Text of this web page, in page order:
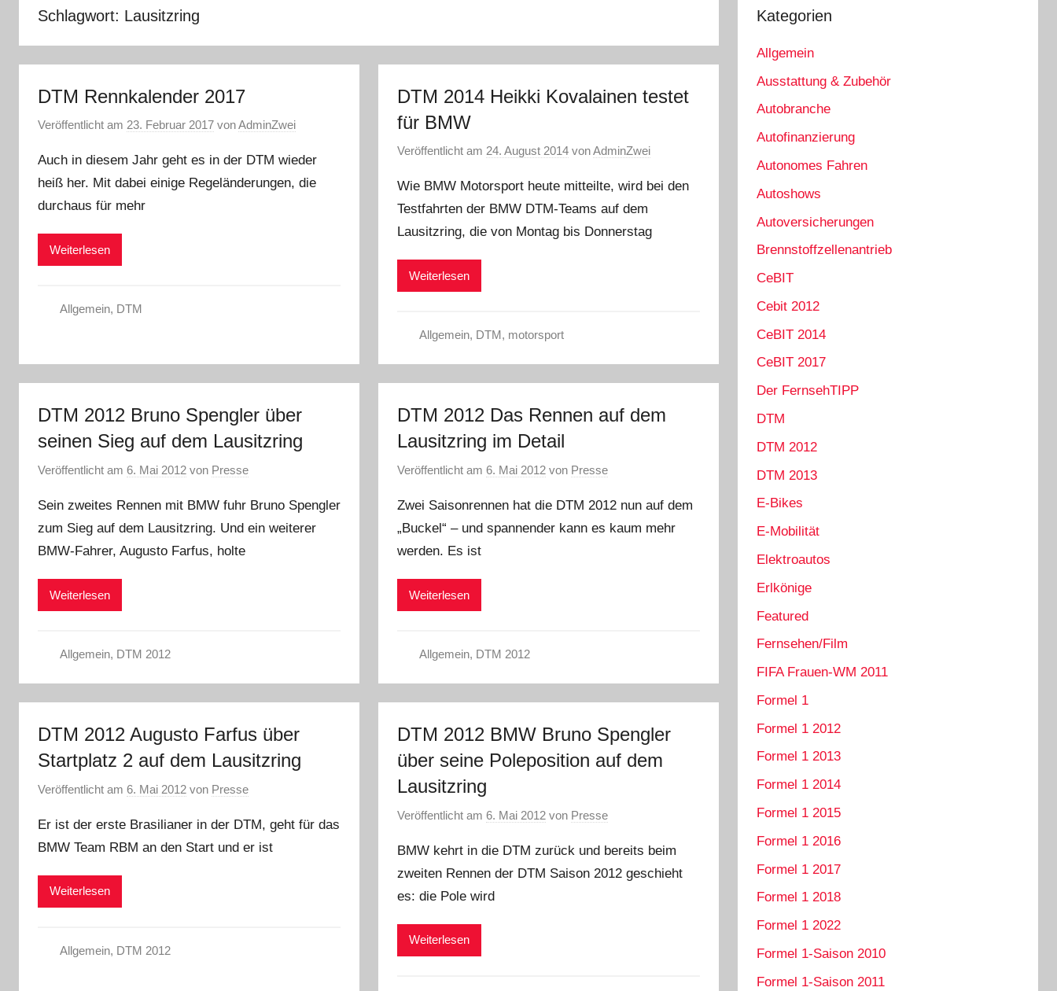
Schlagwort: Lausitzring
DTM Rennkalender 2017
Veröffentlicht am 23. Februar 2017 vonAdminZwei
Auch in diesem Jahr geht es in der DTM wieder
heiß her. Mit dabei einige Regeländerungen, die
durchaus für mehr
Weiterlesen
Allgemein, DTM
DTM 2014 Heikki Kovalainen testet
für BMW
Veröffentlicht am 24. August 2014 vonAdminZwei
Wie BMW Motorsport heute mitteilte, wird bei den
Testfahrten der BMW DTM-Teams auf dem
Lausitzring, die von Montag bis Donnerstag
Weiterlesen
Allgemein, DTM, motorsport
DTM 2012 Bruno Spengler über
seinen Sieg auf dem Lausitzring
Veröffentlicht am 6. Mai 2012 von Presse
Sein zweites Rennen mit BMW fuhr Bruno Spengler
zum Sieg auf dem Lausitzring. Und ein weiterer
BMW-Fahrer, Augusto Farfus, holte
Weiterlesen
Allgemein, DTM 2012
DTM 2012 Das Rennen auf dem
Lausitzring im Detail
Veröffentlicht am6. Mai 2012 von Presse
Zwei Saisonrennen hat die DTM 2012 nun auf dem
„Buckel“ – und spannender kann es kaum mehr
werden. Es ist
Weiterlesen
Allgemein, DTM 2012
DTM 2012 Augusto Farfus über
Startplatz 2 auf dem Lausitzring
Veröffentlicht am 6. Mai 2012 von Presse
Er ist der erste Brasilianer in der DTM, geht für das
BMW Team RBM an den Start und er ist
Weiterlesen
Allgemein, DTM 2012
DTM 2012 BMW Bruno Spengler
über seine Poleposition auf dem
Lausitzring
Veröffentlicht am6. Mai 2012 von Presse
BMW kehrt in die DTM zurück und bereits beim
zweiten Rennen der DTM Saison 2012 geschieht
es: die Pole wird
Weiterlesen
Kategorien
Allgemein
Ausstattung & Zubehör
Autobranche
Autofinanzierung
Autonomes Fahren
Autoshows
Autoversicherungen
Brennstoffzellenantrieb
CeBIT
Cebit 2012
CeBIT 2014
CeBIT 2017
Der FernsehTIPP
DTM
DTM 2012
DTM 2013
E-Bikes
E-Mobilität
Elektroautos
Erlkönige
Featured
Fernsehen/Film
FIFA Frauen-WM 2011
Formel 1
Formel 1 2012
Formel 1 2013
Formel 1 2014
Formel 1 2015
Formel 1 2016
Formel 1 2017
Formel 1 2018
Formel 1 2022
Formel 1-Saison 2010
Formel 1-Saison 2011